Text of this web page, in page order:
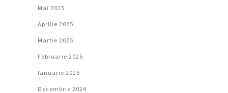
Mai 2025
Aprilie 2025
Martie 2025
Februarie 2025
Ianuarie 2025
Decembrie 2024